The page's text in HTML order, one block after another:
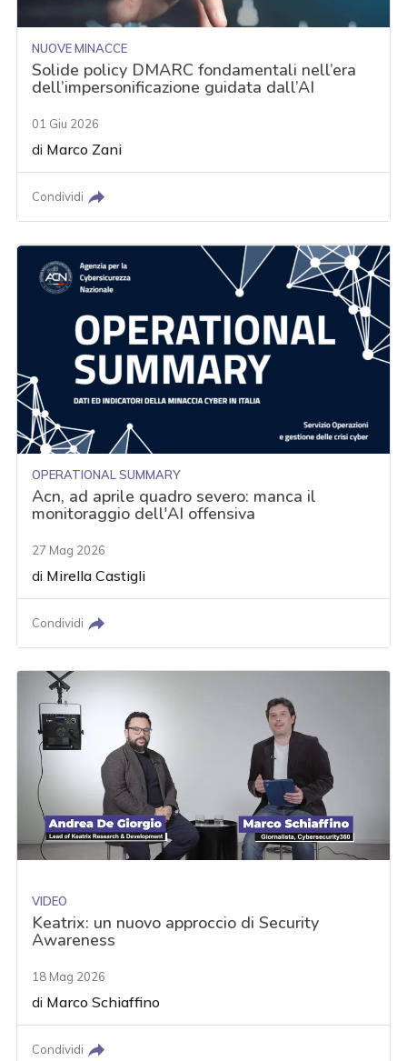
NUOVE MINACCE
Solide policy DMARC fondamentali nell’era
dell’impersonificazione guidata dall’AI
01 Giu 2026
di Marco Zani
Condividi
OPERATIONAL SUMMARY
Acn, ad aprile quadro severo: manca il
monitoraggio dell'AI offensiva
27 Mag 2026
di Mirella Castigli
Condividi
VIDEO
Keatrix: un nuovo approccio di Security
Awareness
18 Mag 2026
di Marco Schiaffino
Condividi